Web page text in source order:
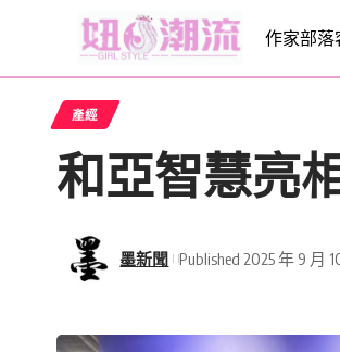
作家部落
產經
和亞智慧亮
墨新聞 Published 2025 年 9 月